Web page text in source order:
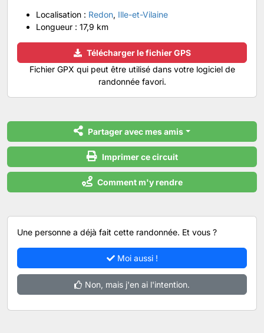
Localisation : Redon, Ille-et-Vilaine
Longueur : 17,9 km
Télécharger le fichier GPS
Fichier GPX qui peut être utilisé dans votre logiciel de
randonnée favori.
Partager avec mes amis
Imprimer ce circuit
Comment m'y rendre
Une personne a déjà fait cette randonnée. Et vous ?
Moi aussi !
Non, mais j'en ai l'intention.